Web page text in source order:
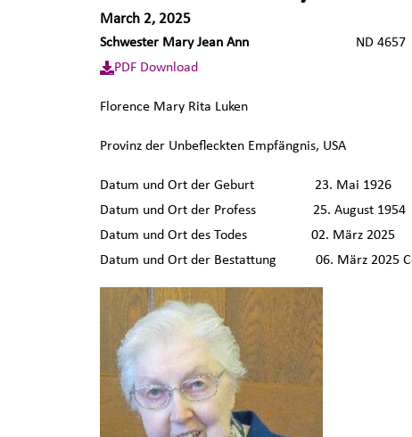
March 2, 2025
Schwester Mary Jean Ann ND
PDF Download
Florence Mary Rita Luken
Provinz der Unbefleckten Empfängnis, USA
Datum und Ort der Geburt 23. Mai
Datum und Ort der Profess 25. August
Datum und Ort des Todes 02. März
Datum und Ort der Bestattung 06. März 2025